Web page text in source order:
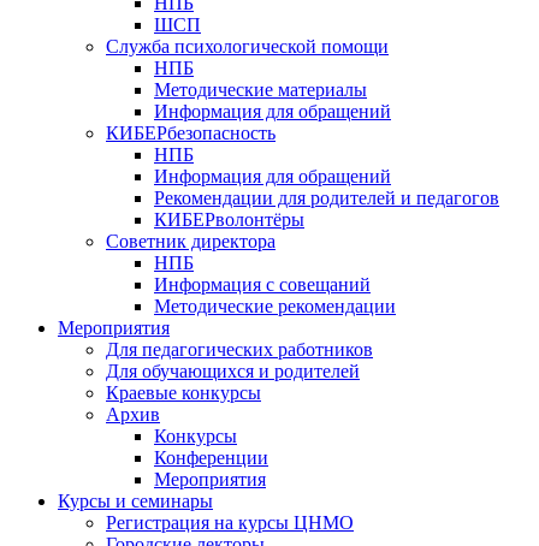
ШСП
Служба психологической помощи
НПБ
Методические материалы
Информация для обращений
КИБЕРбезопасность
НПБ
Информация для обращений
Рекомендации для родителей и педагогов
КИБЕРволонтёры
Советник директора
НПБ
Информация с совещаний
Методические рекомендации
Мероприятия
Для педагогических работников
Для обучающихся и родителей
Краевые конкурсы
Архив
Конкурсы
Конференции
Мероприятия
Курсы и семинары
Регистрация на курсы ЦНМО